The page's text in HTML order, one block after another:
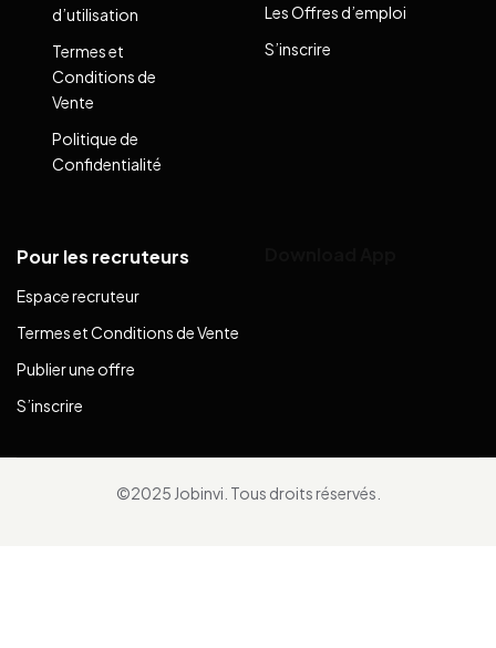
d’utilisation
Termes et
Conditions de
Vente
Politique de
Confidentialité
Les Offres d’emploi
S’inscrire
Pour les recruteurs
Espace recruteur
Termes et Conditions de Vente
Publier une offre
S’inscrire
©2025 Jobinvi. Tous droits réservés.